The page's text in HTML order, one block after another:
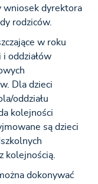
wniosek dyrektora
rodziców.
w roku
oddziałów
Dla dzieci
oddziału
kolejności
są dzieci
kolejnością.
dokonywać